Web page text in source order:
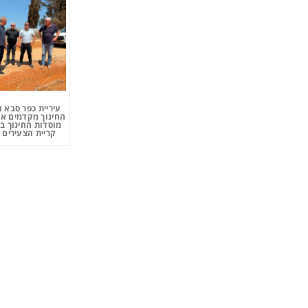
עיריית כפר
החינוך מקדמים
מוסדות החינוך
קריית